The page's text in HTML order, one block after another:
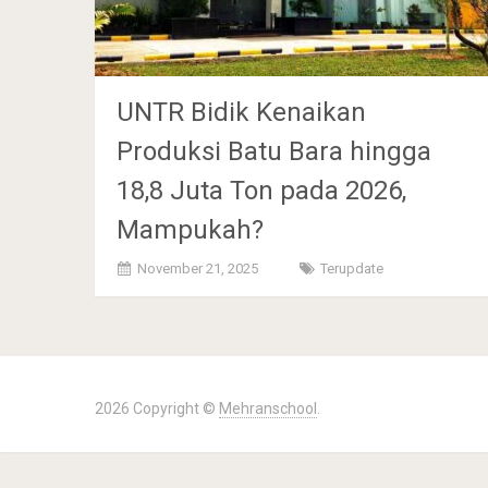
UNTR Bidik Kenaikan
Produksi Batu Bara hingga
18,8 Juta Ton pada 2026,
Mampukah?
November 21, 2025 Terupdate
2026 Copyright © Mehranschool